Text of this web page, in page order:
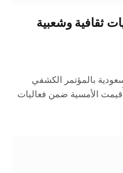
ثقافية وشعبية
بالمؤتمر الكشفي
الأمسية ضمن فعاليات